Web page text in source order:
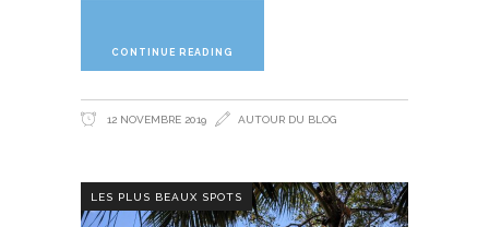
CONTINUE READING
12 NOVEMBRE 2019 AUTOUR DU BLOG
LES PLUS BEAUX SPOTS